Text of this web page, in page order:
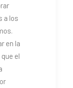
a los
en la
el